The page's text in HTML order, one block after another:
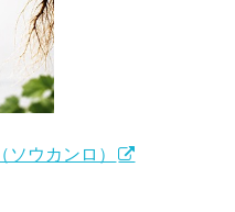
ウカンロ）